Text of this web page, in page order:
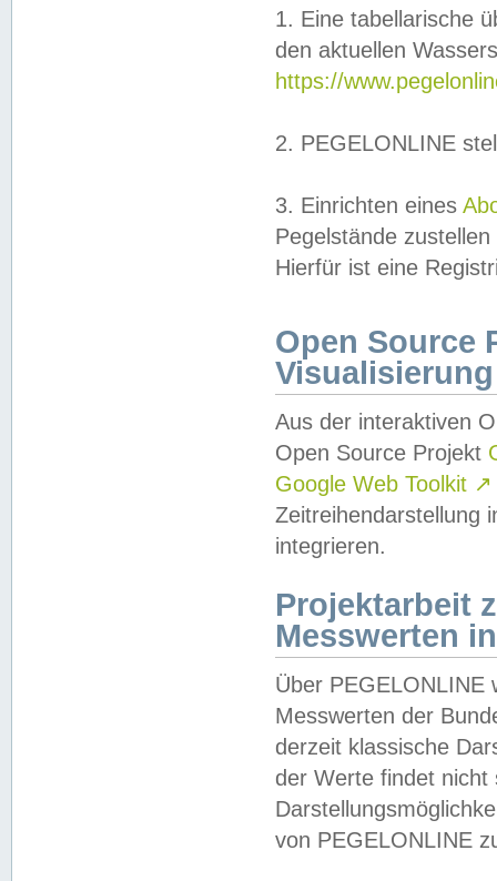
1. Eine tabellarische
den aktuellen
https://
2. PEGELONLINE
3. Einrichten eines
Pegelstände
Hierfür ist eine
Open Source
Visualisierung
Aus der interaktiven
Open Source Projekt
Google Web Toolkit ↗
Zeitreihendarstellung
integrieren.
Projektarbeit
Messwerten
Über PEGELONLINE
Messwerten der
derzeit klassische
der Werte findet
von PEGELONLINE